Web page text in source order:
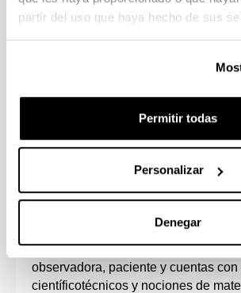
partir del uso que haya hecho de sus
Permitir todas
Personalizar
Denegar
Transversalidad que proporciona
Facultad, con titulaciones
diversas.
La formación obtenida te
en el ámbito empresarial e
Perfil de ingreso
Si tienes vocación investigadora, te
trabajo en el laboratorio, eres una
observadora, paciente y cuentas
científicotécnicos y nociones de